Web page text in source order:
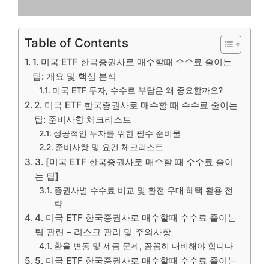
Table of Contents
1. 미국 ETF 한국증권사로 매수할때 수수료 줄이는
팁: 개요 및 핵심 분석
미국 ETF 투자, 수수료 부담은 왜 중요할까요?
2. 미국 ETF 한국증권사로 매수할 때 수수료 줄이는
팁: 준비사항 체크리스트
성공적인 투자를 위한 필수 준비물
준비사항 및 요건 체크리스트
3. [미국 ETF 한국증권사로 매수할 때 수수료 줄이
는 팁]
증권사별 수수료 비교 및 환전 우대 혜택 활용 전
략
4. 미국 ETF 한국증권사로 매수할때 수수료 줄이는
팁 관련 – 리스크 관리 및 주의사항
환율 변동 및 세금 문제, 꼼꼼히 대비해야 합니다
5. 미국 ETF 한국증권사로 매수할때 수수료 줄이는